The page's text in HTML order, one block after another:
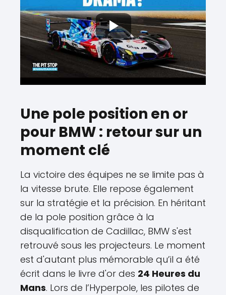
Une pole position en or
pour BMW : retour sur un
moment clé
La victoire des équipes ne se limite pas à
la vitesse brute. Elle repose également
sur la stratégie et la précision. En héritant
de la pole position grâce à la
disqualification de Cadillac, BMW s'est
retrouvé sous les projecteurs. Le moment
est d'autant plus mémorable qu’il a été
écrit dans le livre d'or des 24 Heures du
Mans. Lors de l’Hyperpole, les pilotes de